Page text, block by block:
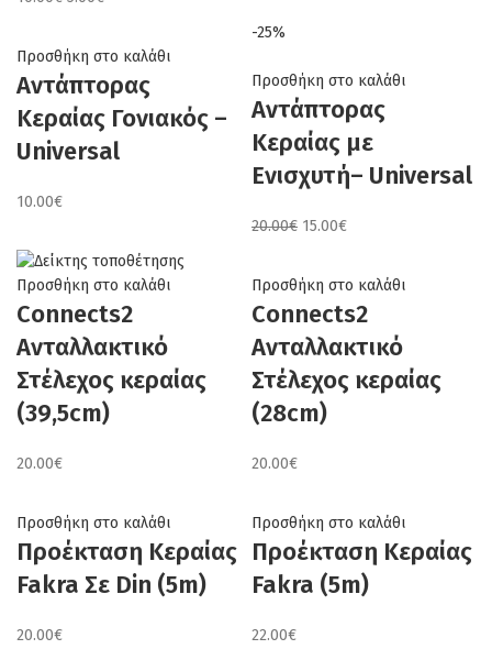
was:
10.00€.
5.00€.
Προσθήκη στο καλάθι
Αντάπτορας
Κεραίας Γονιακός –
Universal
10.00€
-25%
Προσθήκη στο καλάθι
Αντάπτορας
Κεραίας με
Ενισχυτή– Universal
20.00€ Original
was:
20.00€.
15.00€Η
τιμή
15.00€.
Προσθήκη στο καλάθι
Connects2
Ανταλλακτικό
Στέλεχος κεραίας
(39,5cm)
20.00€
Προσθήκη στο καλάθι
Connects2
Ανταλλακτικό
Στέλεχος κεραίας
(28cm)
20.00€
Προσθήκη στο καλάθι
Προέκταση Κεραίας
Fakra Σε Din (5m)
20.00€
Προσθήκη στο καλάθι
Προέκταση Κεραίας
Fakra (5m)
22.00€